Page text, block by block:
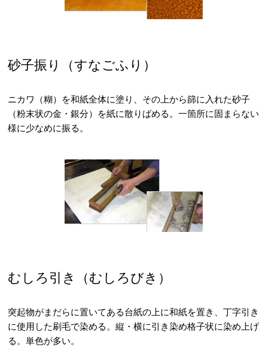
砂子振り（すなごふり）
ニカワ（糊）を和紙全体に塗り、その上から篩に入れた砂子
（粉末状の金・銀分）を紙に散りばめる。一箇所に固まらない
様に少なめに振る。
むしろ引き（むしろびき）
突起物がまだらに置いてある台紙の上に和紙を置き、丁字引き
に使用した刷毛で染める。縦・横に引き染め格子状に染め上げ
る。単色が多い。